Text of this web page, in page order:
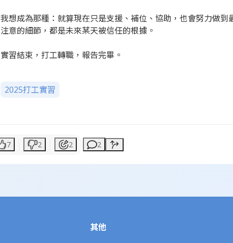
我想成為那種：就算現在只是支援、補位、協助，也會努力做
注意的細節，都是未來某天被信任的根據。
實習結束，打工轉職，報告完畢。
2025打工實習
7 2 2 2
其他